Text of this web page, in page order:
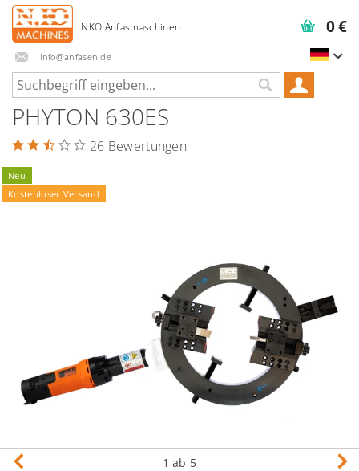
info@anfasen.de
0 €
PHYTON 630ES
26 Bewertungen
Neu
Kostenloser Versand
1 ab 5